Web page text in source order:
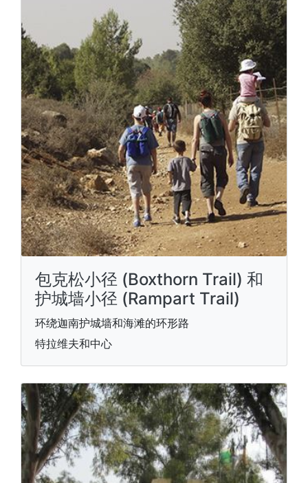
包克松小径 (Boxthorn Trail) 和
护城墙小径 (Rampart Trail)
环绕迦南护城墙和海滩的环形路
特拉维夫和中心